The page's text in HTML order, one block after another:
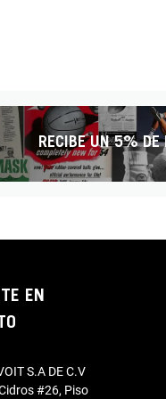
RECIBE UN 5% DE
EN
S.A DE C.V
#26, Piso